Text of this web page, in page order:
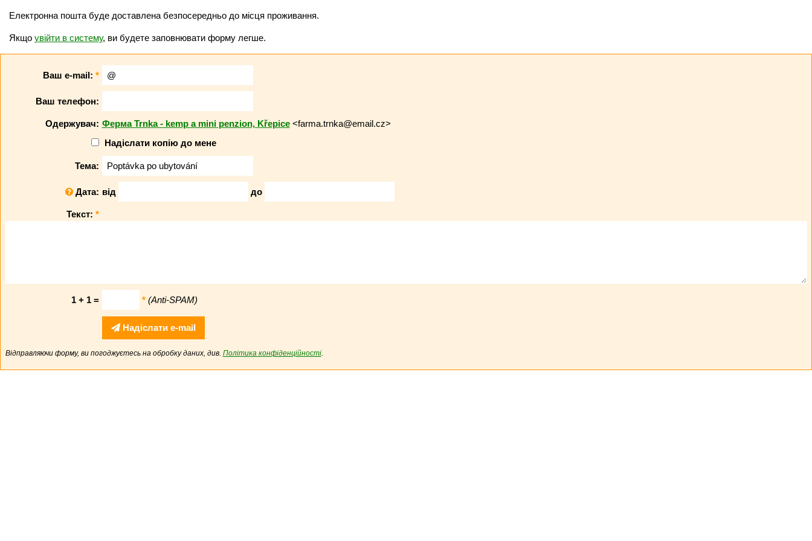
Електронна пошта буде доставлена безпосередньо до місця проживання.
Якщо увійти в систему, ви будете заповнювати форму легше.
Ваш e-mail: *
Ваш телефон:
Одержувач: Ферма Trnka - kemp a mini penzion, Křepice<farma.trnka@email.cz>
Надіслати копію до мене
Тема:
Дата: від до
Текст: *
1 + 1 = * (Anti-SPAM)
Надіслати e-mail
Відправляючи форму, ви погоджуєтесь на обробку даних, див. Політика конфіденційності.